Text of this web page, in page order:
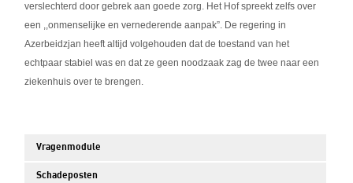
verslechterd door gebrek aan goede zorg. Het Hof spreekt zelfs over
een ,,onmenselijke en vernederende aanpak”. De regering in
Azerbeidzjan heeft altijd volgehouden dat de toestand van het
echtpaar stabiel was en dat ze geen noodzaak zag de twee naar een
ziekenhuis over te brengen.
Vragenmodule
Schadeposten